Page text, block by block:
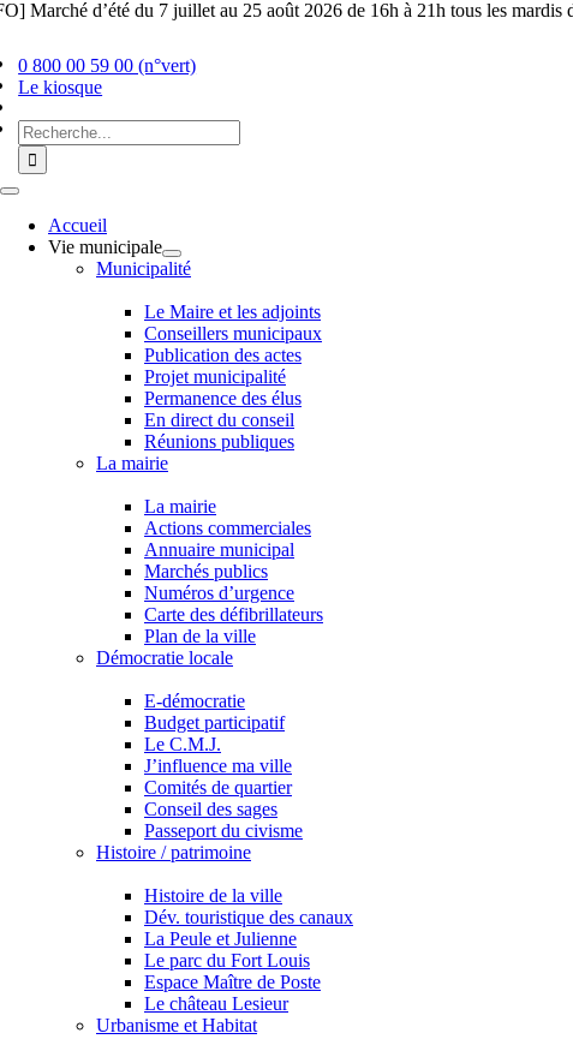
SkipMarché d’été du 7 juillet au 25 août 2026 de 16h à 21h tous les
0 800 00 59 00 (n°vert)
Le kiosque
Chercher
:
Toggle
NavigationAccueil
Vie municipale
Municipalité
Le Maire et les adjoints
Conseillers municipaux
Publication des actes
Projet municipalité
Permanence des élus
En direct du conseil
Réunions publiques
La mairie
La mairie
Actions commerciales
Annuaire municipal
Marchés publics
Numéros d’urgence
Carte des défibrillateurs
Plan de la ville
Démocratie locale
E-démocratie
Budget participatif
Le C.M.J.
J’influence ma ville
Comités de quartier
Conseil des sages
Passeport du civisme
Histoire / patrimoine
Histoire de la ville
Dév. touristique des canaux
La Peule et Julienne
Le parc du Fort Louis
Espace Maître de Poste
Le château Lesieur
Urbanisme et Habitat